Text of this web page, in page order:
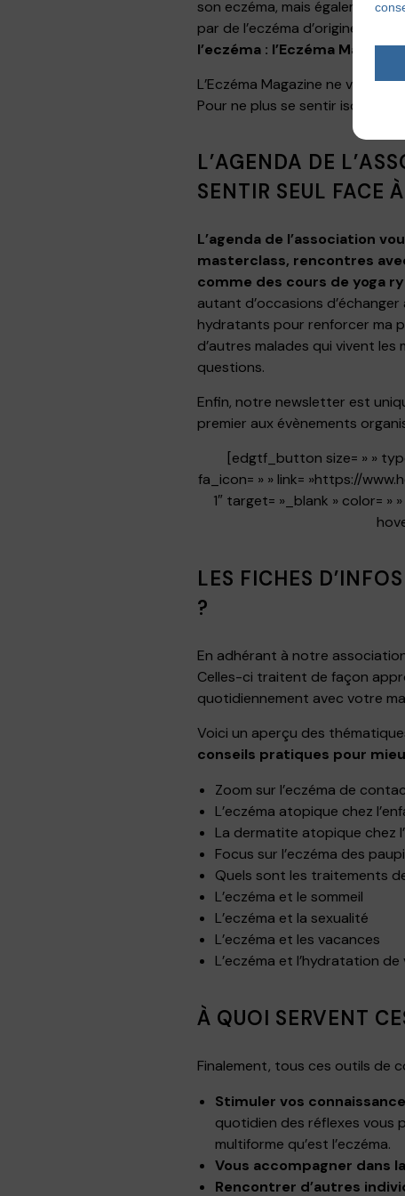
son eczéma, mais également
par de l’eczéma d’origine
l’eczéma : l’Eczéma
L’Eczéma Magazine ne vous
Pour ne plus se sentir isolé
L’AGENDA DE
SENTIR SEUL FACE
L’agenda de l’association
masterclass, rencontres
comme des cours de yoga
autant d’occasions
hydratants pour renforcer ma
d’autres malades qui vivent
questions.
Enfin, notre newsletter est
premier aux évènements
[edgtf_button size= » »
fa_icon= » » link= »https://
1″ target= »_blank » color=
LES FICHES
?
En adhérant à notre
Celles-ci traitent de façon
quotidiennement avec votre
Voici un aperçu des
conseils pratiques pour
Zoom sur l’eczéma de
L’eczéma atopique chez
La dermatite atopique chez
Focus sur l’eczéma des
Quels sont les traitements
L’eczéma et le sommeil
L’eczéma et la sexualité
L’eczéma et les vacances
L’eczéma et l’hydratation
À QUOI SERVENT
Finalement, tous ces outils de
Stimuler vos
quotidien des réflexes vous
multiforme qu’est l’eczéma.
Vous accompagner dans
Rencontrer d’autres